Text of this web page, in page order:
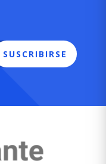
SUSCRIBIRSE